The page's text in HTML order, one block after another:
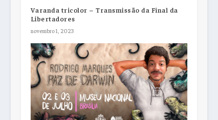
Varanda tricolor – Transmissão da Final da
Libertadores
novembro 1, 2023